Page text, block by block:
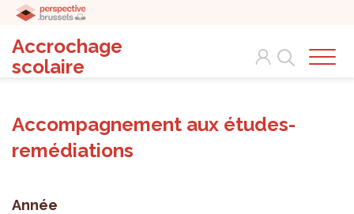
Accrochage
scolaire
Search
Accompagnement aux études-
remédiations
Année